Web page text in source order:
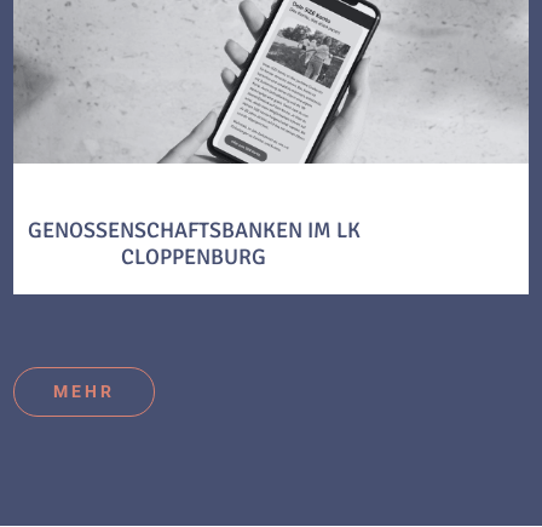
GENOSSENSCHAFTSBANKEN IM LK
CLOPPENBURG
MEHR